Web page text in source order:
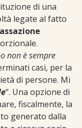
di una
legate al fatto
non è sempre
casi, per la
di persone. Mi
“. Una opzione di
fiscalmente, la
generato dalla